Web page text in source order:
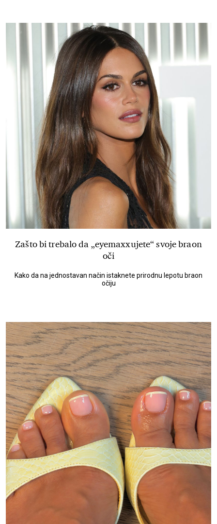
Zašto bi trebalo da „eyemaxxujete“ svoje braon
oči
Kako da na jednostavan način istaknete prirodnu lepotu braon
očiju